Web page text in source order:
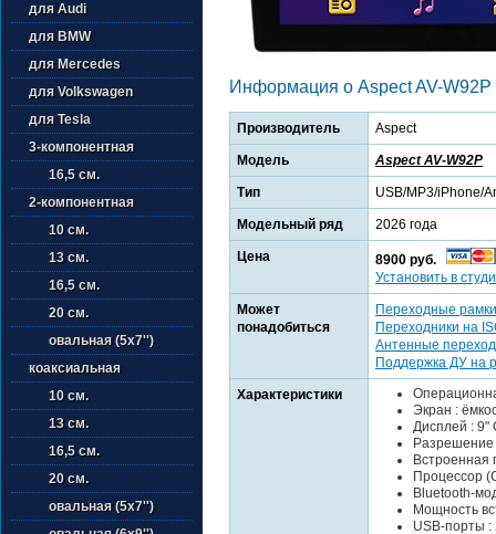
для Audi
для BMW
для Mercedes
для Volkswagen
для Tesla
3-компонентная
16,5 см.
2-компонентная
10 см.
13 см.
16,5 см.
20 см.
овальная (5х7'')
коаксиальная
10 см.
13 см.
16,5 см.
20 см.
овальная (5х7'')
Информация о Aspect AV-W92P
Производитель Aspect
Модель Aspect AV-W92P
Тип USB/MP3/iPhone/
Модельный ряд 2026 года
Цена
8900 руб.
Установить в
Может
понадобиться
Переходные рамки
Переходники на
Антенные
Поддержка ДУ на
Характеристики
Экран :
Дисплей : 9"
Разрешение
Встроенная
Процессор
Bluetooth-
Мощность
USB-порты :